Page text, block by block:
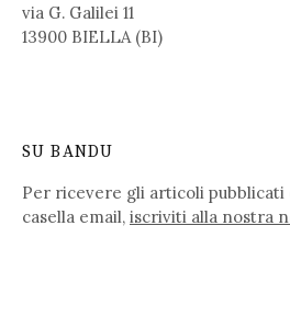
via G. Galilei 11
13900 BIELLA (BI)
SU BANDU
Per ricevere gli articoli
casella email, iscriviti alla nostra